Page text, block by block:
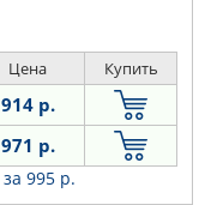
Цена Купить
914 р.
971 р.
за 995 р.